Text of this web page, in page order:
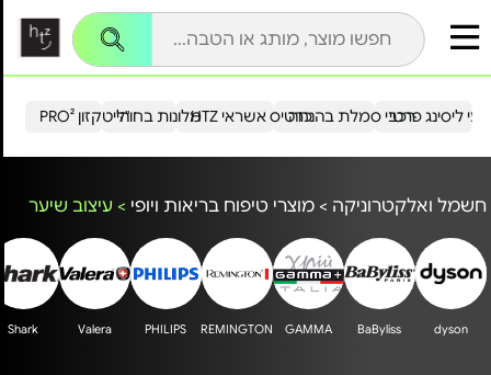
הייטקזון PRO²מלונות בחו"ל כרטיס אשראי HTZ ליסינג פרטירכבי סמלת בהנחה
חשמל ואלקטרוניקה > מוצרי טיפוח בריאות ויופי > עיצוב שיער
dyson
BaByliss
GAMMA
REMINGTON
PHILIPS
Valera
Shark